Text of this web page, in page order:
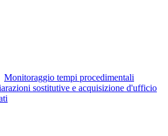
Monitoraggio tempi procedimentali
sostitutive e acquisizione d'ufficio